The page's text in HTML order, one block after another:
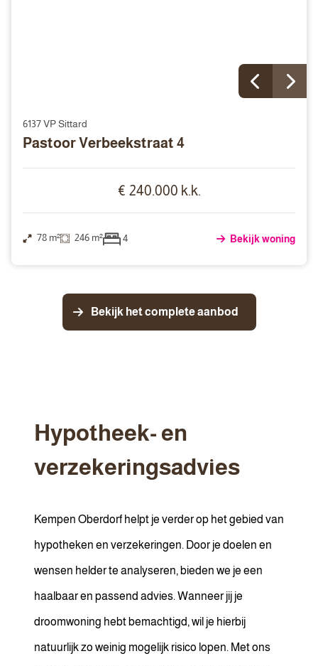
6137 VP Sittard
Pastoor Verbeekstraat 4
€ 240.000 k.k.
78 m² 246 m² 4 Bekijk woning
Bekijk het complete aanbod
Hypotheek- en
verzekeringsadvies
Kempen Oberdorf helpt je verder op het gebied van
hypotheken en verzekeringen. Door je doelen en
wensen helder te analyseren, bieden we je een
haalbaar en passend advies. Wanneer jij je
droomwoning hebt bemachtigd, wil je hierbij
natuurlijk zo weinig mogelijk risico lopen. Met ons